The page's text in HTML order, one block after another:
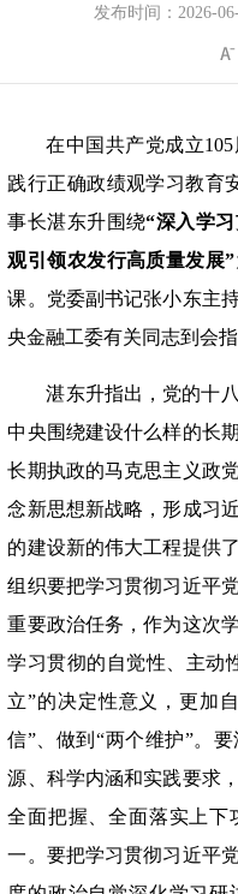
发布时间：2026-
在中国共产党成立
践行正确政绩观学习教育
事长湛东升围绕“深入学
观引领农发行高质量发展”
课。党委副书记张小东主
央金融工委有关同志到会指
湛东升指出，党的十
中央围绕建设什么样的长
长期执政的马克思主义政
念新思想新战略，形成习
的建设新的伟大工程提供
组织要把学习贯彻习近平
重要政治任务，作为这次
学习贯彻的自觉性、主动
立”的决定性意义，更加
信”、做到“两个维护”。
源、科学内涵和实践要求
全面把握、全面落实上下
一。要把学习贯彻习近平